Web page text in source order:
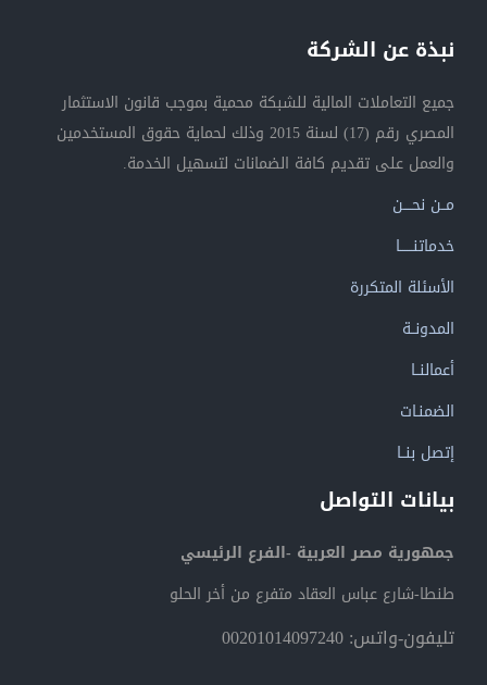
نبذة عن الشركة
جميع التعاملات المالية للشبكة محمية بموجب قانون الاستثمار
المصري رقم (17) لسنة 2015 وذلك لحماية حقوق المستخدمين
والعمل على تقديم كافة الضمانات لتسهيل الخدمة.
مــن نحــــن
خدماتنــــــا
الأسئلة المتكررة
المدونــة
أعمالنــا
الضمنـات
إتصل بنــا
بيانات التواصل
جمهورية مصر العربية -الفرع الرئيسي
طنطا-شارع عباس العقاد متفرع من أخر الحلو
تليفون-واتس: 00201014097240